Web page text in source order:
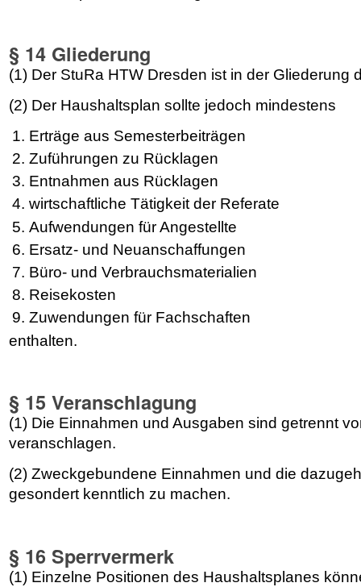
§ 14 Gliederung
(1) Der StuRa HTW Dresden ist in der Gliederung
(2) Der Haushaltsplan sollte jedoch mindestens
Erträge aus Semesterbeiträgen
Zuführungen zu Rücklagen
Entnahmen aus Rücklagen
wirtschaftliche Tätigkeit der Referate
Aufwendungen für Angestellte
Ersatz- und Neuanschaffungen
Büro- und Verbrauchsmaterialien
Reisekosten
Zuwendungen für Fachschaften
enthalten.
§ 15 Veranschlagung
(1) Die Einnahmen und Ausgaben sind getrennt
veranschlagen.
(2) Zweckgebundene Einnahmen und die
gesondert kenntlich zu machen.
§ 16 Sperrvermerk
(1) Einzelne Positionen des Haushaltsplanes